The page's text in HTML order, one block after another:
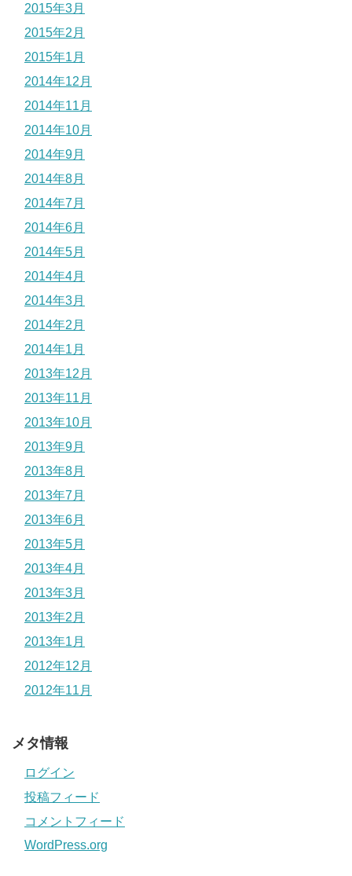
2015年3月
2015年2月
2015年1月
2014年12月
2014年11月
2014年10月
2014年9月
2014年8月
2014年7月
2014年6月
2014年5月
2014年4月
2014年3月
2014年2月
2014年1月
2013年12月
2013年11月
2013年10月
2013年9月
2013年8月
2013年7月
2013年6月
2013年5月
2013年4月
2013年3月
2013年2月
2013年1月
2012年12月
2012年11月
メタ情報
ログイン
投稿フィード
コメントフィード
WordPress.org